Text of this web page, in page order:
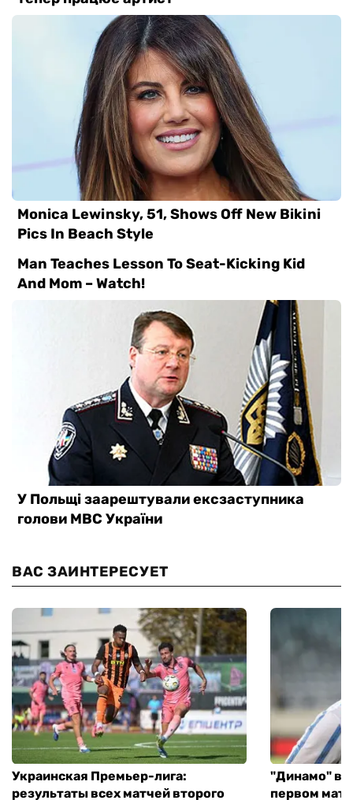
ВАС ЗАИНТЕРЕСУЕТ
Украинская Премьер-лига:
результаты всех матчей второго
"Динамо"
первом